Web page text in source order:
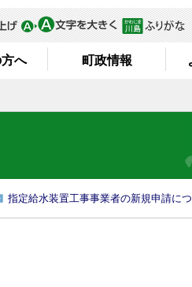
へ 町政情報
指定給水装置工事事業者の新規申請に